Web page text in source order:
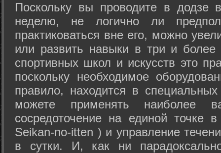
Поскольку вы проводите в додзе
неделю, не логично ли
практиковаться вне его, можно
или развить навыки в три и
спортивных школ и искусств это
поскольку необходимое
правило, находится в
можете применять наиболее
сосредоточение на единой точке
Seikan-­no-­itten ) и управление
в сутки. И, как ни